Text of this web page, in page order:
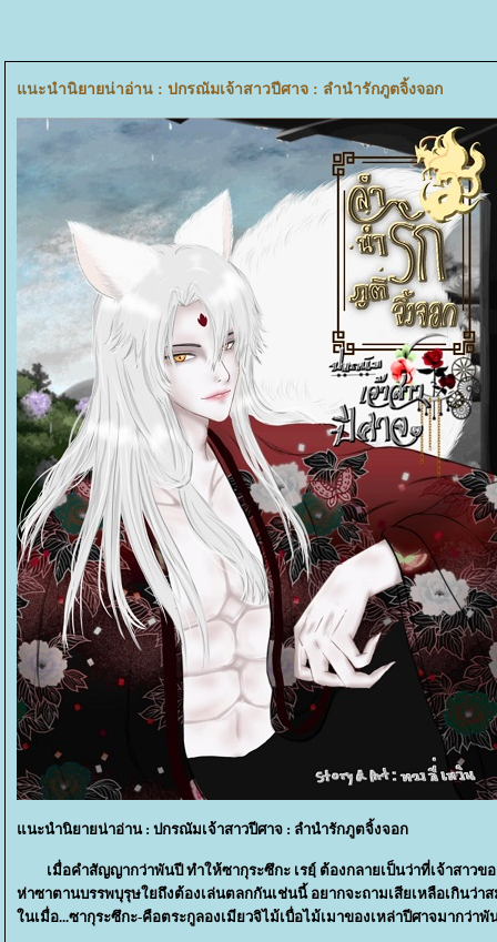
นะนำนิยายน่าอ่าน : ปกรณัมเจ้าสาวปีศาจ : ลำนำรักภูตจิ้งจอก
นะนำนิยายน่าอ่าน : ปกรณัมเจ้าสาวปีศาจ : ลำนำรักภูตจิ้งจอก
เมื่อคำสัญญากว่าพันปี ทำให้ซากุระซึกะ เรยฺ์ ต้องกลายเป็นว่าที่เจ้าสาวข
ห่าซาตานบรรพบุรุษใยถึงต้องเล่นตลกกันเช่นนี้ อยากจะถามเสียเหลือเกิน
นเมื่อ...ซากุระซึกะ-คือตระกูลองเมียวจิไม้เบื่อไม้เมาของเหล่าปีศาจมากว่าพั